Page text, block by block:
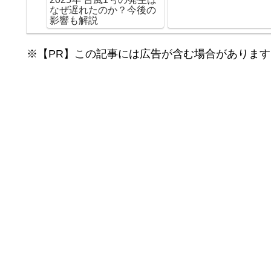
なぜ遅れたのか？今後の
影響も解説
※【PR】この記事には広告が含む場合がありま